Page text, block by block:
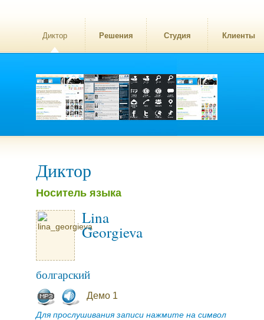
Диктор Решения Студия Клиенты
Диктор
Носитель языка
Lina
Georgieva
болгарский
Демо 1
Для прослушивания записи нажмите на символ